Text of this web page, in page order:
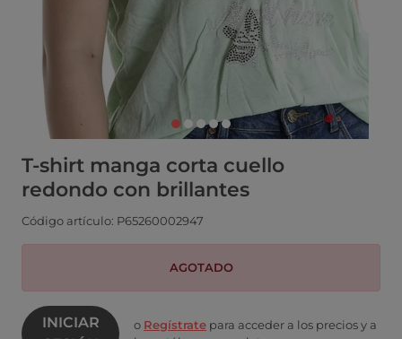
T-shirt manga corta cuello
redondo con brillantes
Código artículo: P65260002947
AGOTADO
INICIAR
o Regístrate para acceder a los precios y a